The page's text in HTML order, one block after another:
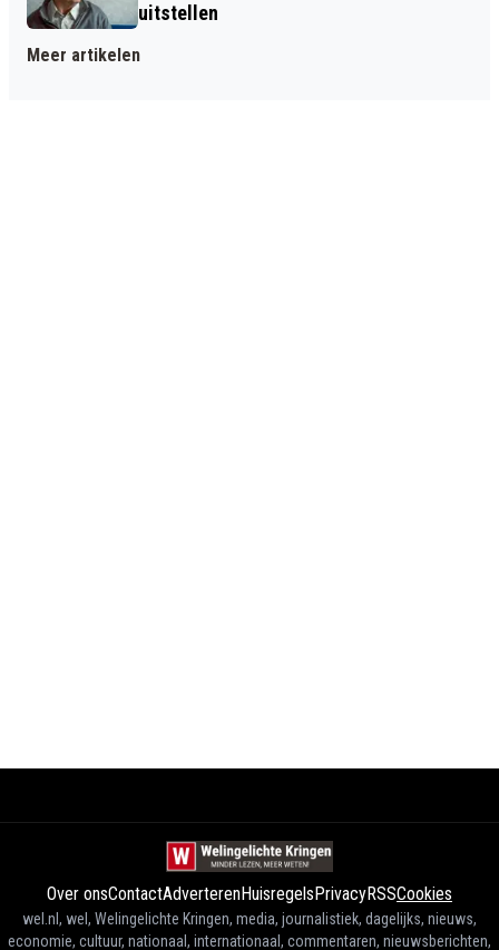
uitstellen
Meer artikelen
Over onsContactAdverterenHuisregelsPrivacyRSSCookies
wel.nl, wel, Welingelichte Kringen, media, journalistiek, dagelijks, nieuws,
economie, cultuur, nationaal, internationaal, commentaren, nieuwsberichten,